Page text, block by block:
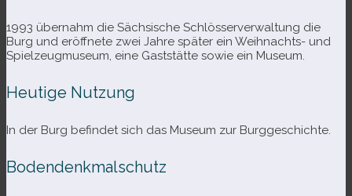
1993 über­nahm die Sächsische Schlösserverwaltung die
Burg und eröff­nete zwei Jahre spä­ter ein Weihnachts- und
Spielzeugmuseum, eine Gaststätte sowie ein Museum.
Heutige Nutzung
In der Burg befin­det sich das Museum zur Burggeschichte.
Bodendenkmalschutz